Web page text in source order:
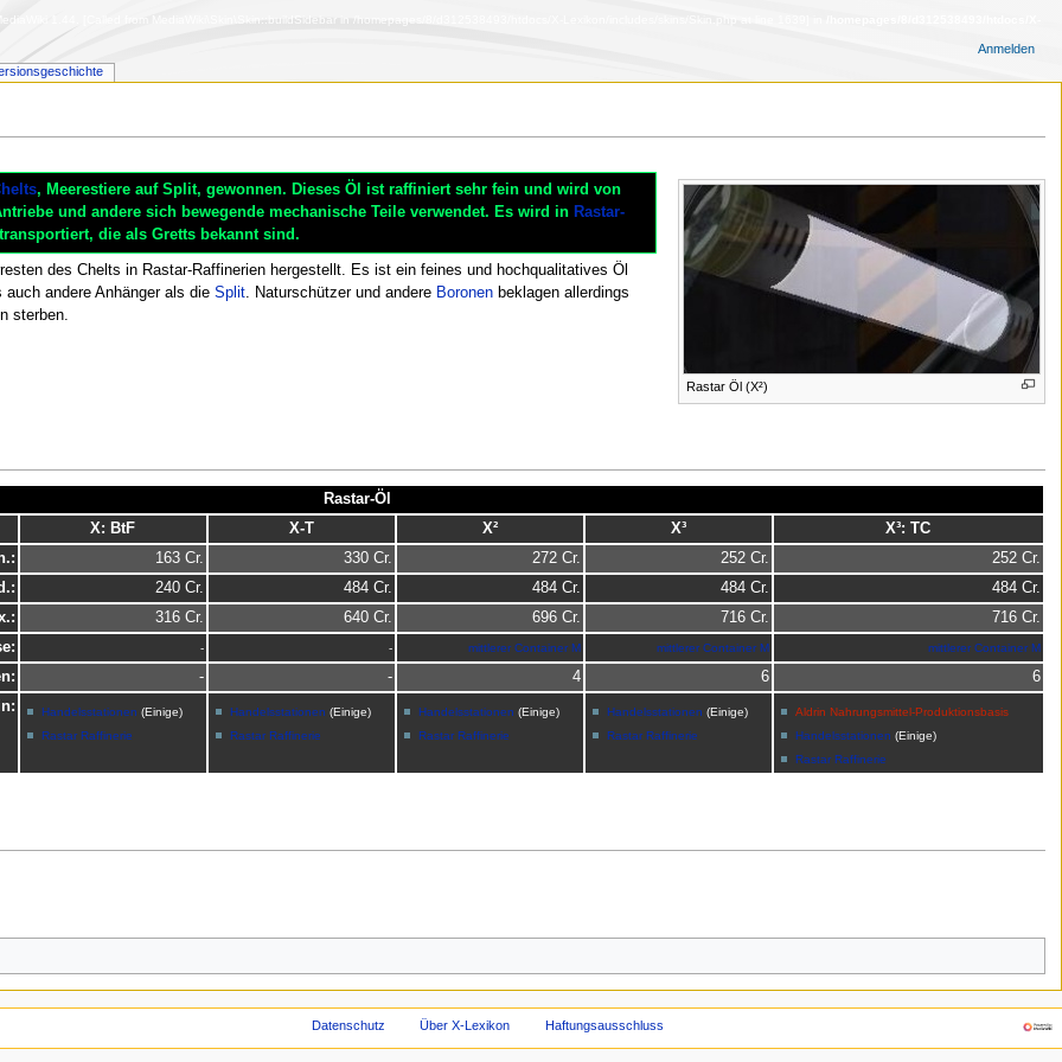
1.44. [Called from MediaWiki\Skin\Skin::buildSidebar in /homepages/8/d312538493/htdocs/X-Lexikon/includes/skins/Skin.php at line 1639] in
Rastar Öl (X²)
, Meerestiere auf Split, gewonnen. Dieses Öl ist raffiniert sehr fein und wird von
und andere sich bewegende mechanische Teile verwendet. Es wird in Rastar-
die als Gretts bekannt sind.
des Chelts in Rastar-Raffinerien hergestellt. Es ist ein feines und hochqualitatives Öl
andere Anhänger als die Split. Naturschützer und andere Boronenbeklagen allerdings
sterben.
Rastar-Öl
X: BtF
X-T X² X³ X³: TC
163 Cr. 330 Cr. 272 Cr. 252 Cr.
252 Cr.
240 Cr. 484 Cr. 484 Cr. 484 Cr.
484 Cr.
316 Cr. 640 Cr. 696 Cr. 716 Cr.
716 Cr.
- - mittlerer Container M mittlerer Container M mittlerer Container M
- - 4 6
6
Handelsstationen (Einige)
Rastar Raffinerie
Handelsstationen (Einige)
Rastar Raffinerie
Handelsstationen (Einige)
Rastar Raffinerie
Handelsstationen (Einige)
Rastar Raffinerie
Aldrin Nahrungsmittel-Produktionsbasis
Handelsstationen (Einige)
Rastar Raffinerie
Anmelden
Datenschutz Über X-Lexikon Haftungsausschluss